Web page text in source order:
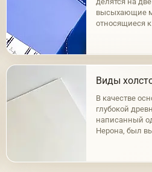
высыхающие
относящиеся
Виды
В качестве
глубокой
написанный
Нерона, был